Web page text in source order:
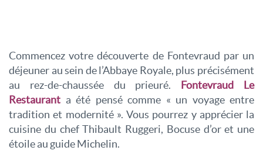
Commencez votre découverte de Fontevraud par un
déjeuner au sein de l’Abbaye Royale, plus précisément
au rez-de-chaussée du prieuré. Fontevraud Le
Restaurant a été pensé comme « un voyage entre
tradition et modernité ». Vous pourrez y apprécier la
cuisine du chef Thibault Ruggeri, Bocuse d’or et une
étoile au guide Michelin.